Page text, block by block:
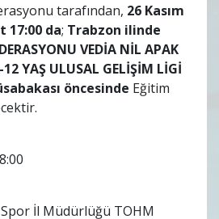
tarafından, 26 Kasım
17:00 da; Trabzon ilinde
VEDİA NİL APAK
YAŞ ULUSAL GELİŞİM LİGİ
öncesinde Eğitim
İl Müdürlüğü TOHM